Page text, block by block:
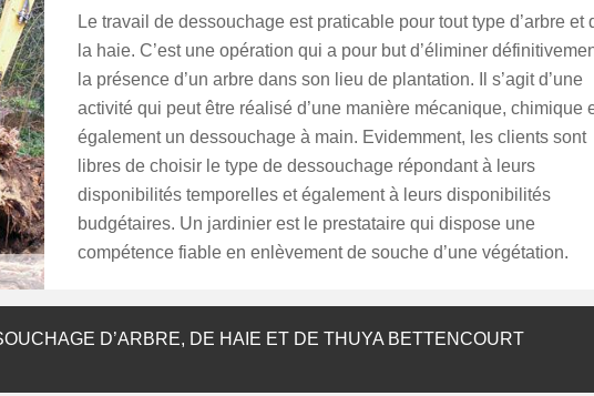
Le travail de dessouchage est praticable pour tout type d’arbre et
la haie. C’est une opération qui a pour but d’éliminer
la présence d’un arbre dans son lieu de plantation. Il s’agit d’une
activité qui peut être réalisé d’une manière mécanique, chimique
également un dessouchage à main. Evidemment, les clients sont
libres de choisir le type de dessouchage répondant à leurs
disponibilités temporelles et également à leurs disponibilités
budgétaires. Un jardinier est le prestataire qui dispose une
compétence fiable en enlèvement de souche d’une végétation.
D’ARBRE, DE HAIE ET DE THUYA BETTENCOURT